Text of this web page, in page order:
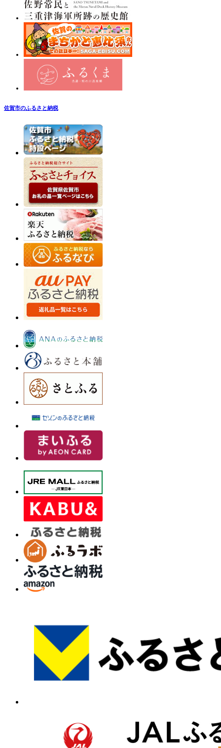
佐賀市のふるさと納税